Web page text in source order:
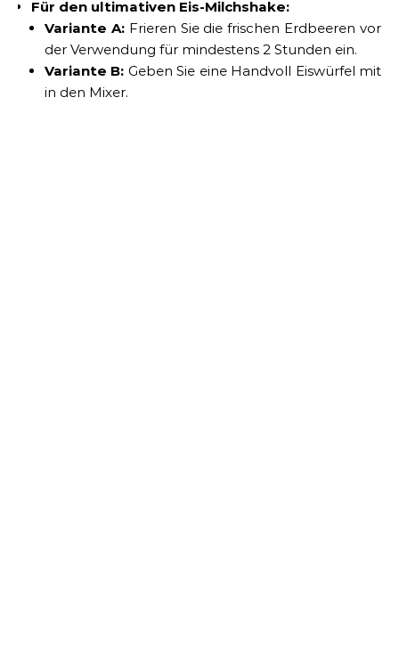
Für den ultimativen Eis-Milchshake:
Variante A:Frieren Sie die frischen Erdbeeren vor
der Verwendung für mindestens 2 Stunden ein.
Variante B: Geben Sie eine Handvoll Eiswürfel mit
in den Mixer.